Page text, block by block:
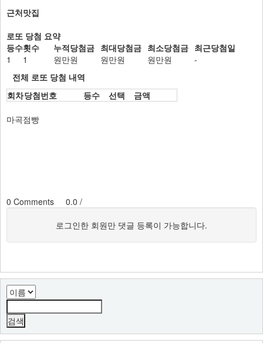
근처맛집
로또 당첨 요약
등수횟수 누적당첨금 최대당첨금 최소당첨금 최근당첨일
1
1 원만원 원만원 원만원
-
전체 로또 당첨 내역
회차당첨번호 등수 선택 금액
마곡점빵
0 Comments 0.0 /
로그인한 회원만 댓글 등록이 가능합니다.